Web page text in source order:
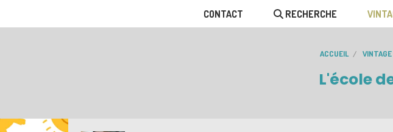
CONTACT RECHERCHE
ACCUEIL VINTAGE
L'école